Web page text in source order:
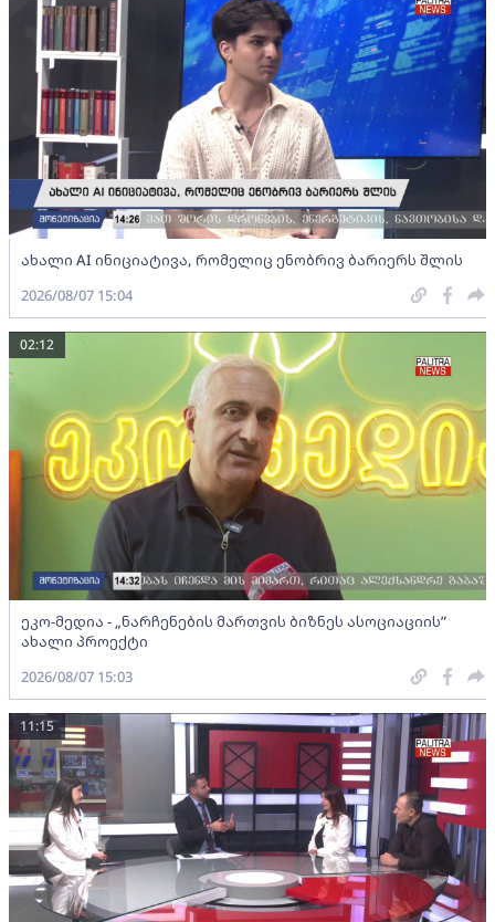
ახალი AI ინიციატივა, რომელიც ენობრივ ბარიერს შლის
2026/08/07 15:04
ეკო-მედია - „ნარჩენების მართვის ბიზნეს ასოციაციის”
ახალი პროექტი
02:12
2026/08/07 15:03
11:15